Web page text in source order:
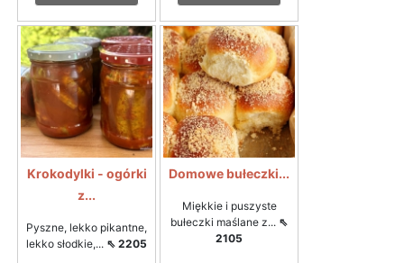
Krokodylki - ogórki
z...
Pyszne, lekko pikantne,
lekko słodkie,... ⇖ 2205
Domowe bułeczki...
Miękkie i puszyste
bułeczki maślane z... ⇖
2105